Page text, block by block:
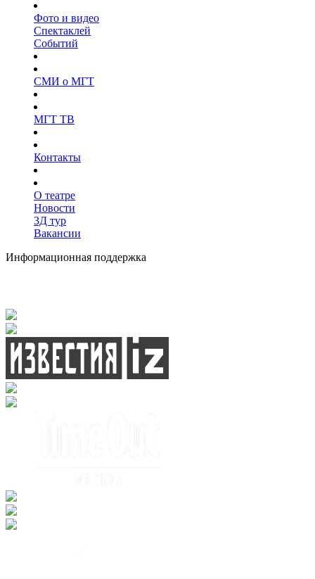
Фото и видео
Спектаклей
Событий
СМИ о МГТ
МГТ ТВ
Контакты
О театре
Новости
3Д тур
Вакансии
Информационная поддержка